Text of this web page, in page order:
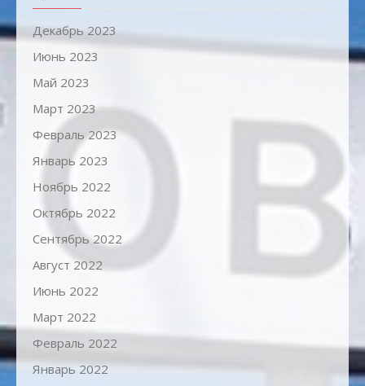
Декабрь 2023
Июнь 2023
Май 2023
Март 2023
Февраль 2023
Январь 2023
Ноябрь 2022
Октябрь 2022
Сентябрь 2022
Август 2022
Июнь 2022
Март 2022
Февраль 2022
Январь 2022